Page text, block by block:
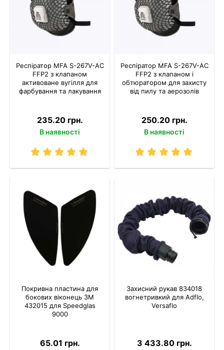
Респіратор MFA S-267V-AC
FFP2 з клапаном
активоване вугілля для
фарбування та лакування
235.20 грн.
В наявності
Респіратор MFA S-267V-AC
FFP2 з клапаном і
обтюратором для захисту
від пилу та аерозолів
250.20 грн.
В наявності
Покривна пластина для
бокових віконець 3M
432015 для Speedglas
9000
65.01 грн.
Захисний рукав 834018
вогнетривкий для Adflo,
Versaflo
3 433.80 грн.